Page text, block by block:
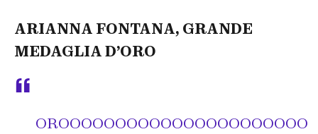
ARIANNA FONTANA, GRANDE
MEDAGLIA D’ORO
OROOOOOOOOOOOOOOOOOOOOOO